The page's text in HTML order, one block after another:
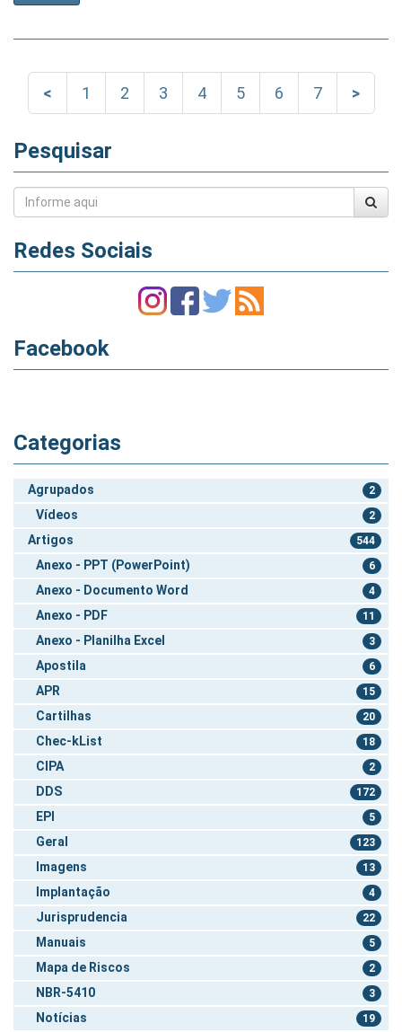
< 1 2 3 4 5 6 7 >
Pesquisar
Redes Sociais
Facebook
Categorias
Agrupados 2
Vídeos 2
Artigos 544
Anexo - PPT (PowerPoint) 6
Anexo - Documento Word 4
Anexo - PDF 11
Anexo - Planilha Excel 3
Apostila 6
APR 15
Cartilhas 20
Chec-kList 18
CIPA 2
DDS 172
EPI 5
Geral 123
Imagens 13
Implantação 4
Jurisprudencia 22
Manuais 5
Mapa de Riscos 2
NBR-5410 3
Notícias 19